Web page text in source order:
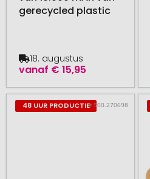
gerecycled plastic
vanaf € 15,95
18. augustus
48 UUR PRODUCTIE# 500.270698